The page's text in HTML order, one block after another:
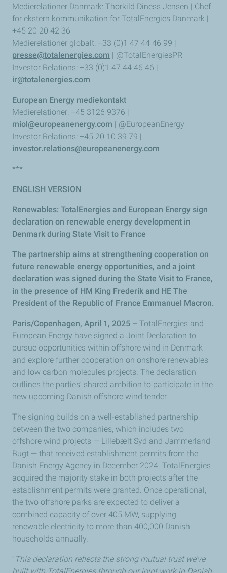
Medierelationer Danmark: Thorkild Diness Jensen | Chef
for ekstern kommunikation for TotalEnergies Danmark |
+45 20 20 42 36
Medierelationer globalt: +33 (0)1 47 44 46 99 |
presse@totalenergies.com | @TotalEnergiesPR
Investor Relations: +33 (0)1 47 44 46 46 |
ir@totalenergies.com
European Energy mediekontakt
Medierelationer: +45 3126 9376 |
miol@europeanenergy.com | @EuropeanEnergy
Investor Relations: +45 20 10 39 79 |
investor.relations@europeanenergy.com
***
ENGLISH VERSION
Renewables: TotalEnergies and European Energy sign
declaration on renewable energy development in
Denmark during State Visit to France
The partnership aims at strengthening cooperation on
future renewable energy opportunities, and a joint
declaration was signed during the State Visit to France,
in the presence of HM King Frederik and HE The
President of the Republic of France Emmanuel Macron.
Paris/Copenhagen, April 1, 2025 – TotalEnergies and
European Energy have signed a Joint Declaration to
pursue opportunities within offshore wind in Denmark
and explore further cooperation on onshore renewables
and low carbon molecules projects. The declaration
outlines the parties’ shared ambition to participate in the
new upcoming Danish offshore wind tender.
The signing builds on a well-established partnership
between the two companies, which includes two
offshore wind projects — Lillebælt Syd and Jammerland
Bugt — that received establishment permits from the
Danish Energy Agency in December 2024. TotalEnergies
acquired the majority stake in both projects after the
establishment permits were granted. Once operational,
the two offshore parks are expected to deliver a
combined capacity of over 405 MW, supplying
renewable electricity to more than 400,000 Danish
households annually.
“ This declaration reflects the strong mutual trust we’ve
built with TotalEnergies through our joint work in Danish